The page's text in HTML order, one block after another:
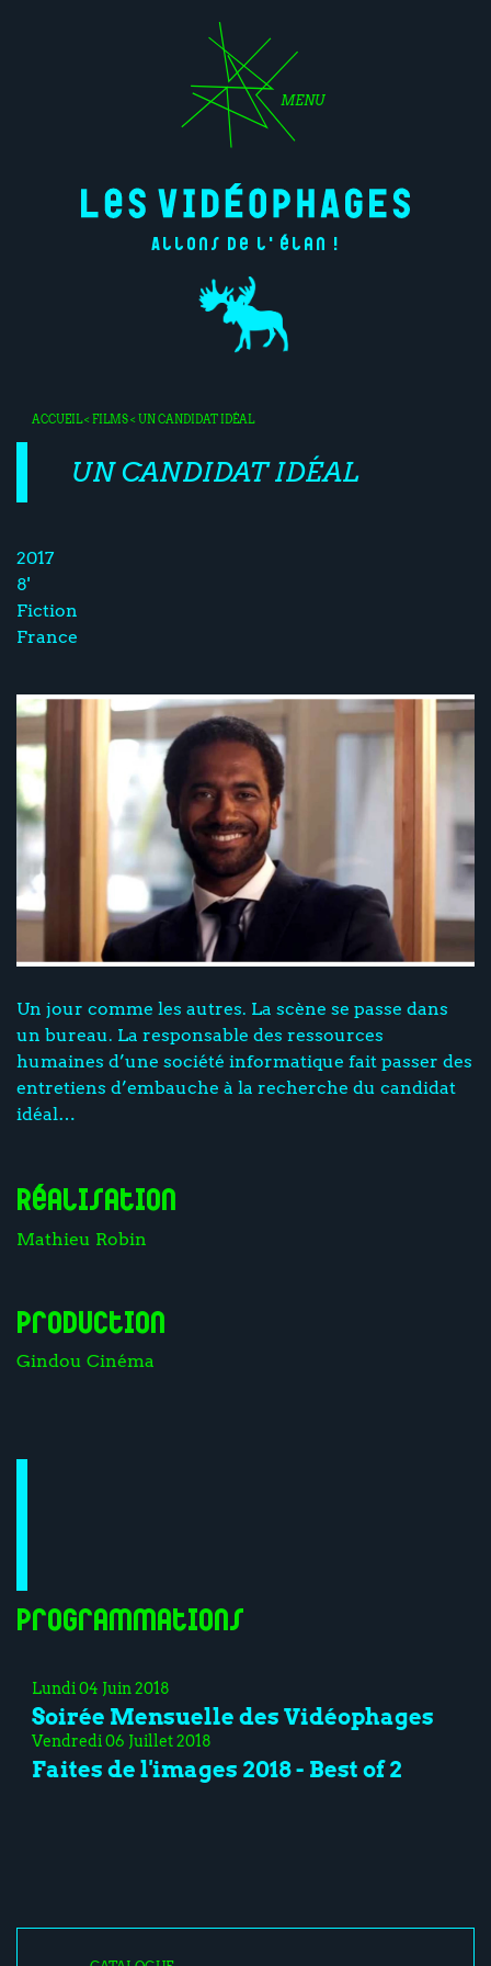
MENU
Allons de l'élan !
ACCUEIL< FILMS< UN CANDIDAT IDÉAL
UN CANDIDAT IDÉAL
2017
8'
Fiction
France
Un jour comme les autres. La scène se passe dans
un bureau. La responsable des ressources
humaines d’une société informatique fait passer des
entretiens d’embauche à la recherche du candidat
idéal…
Réalisation
Mathieu Robin
Production
Gindou Cinéma
Programmations
Lundi 04 Juin 2018
Soirée Mensuelle des Vidéophages
Vendredi 06 Juillet 2018
Faites de l'images 2018 - Best of 2